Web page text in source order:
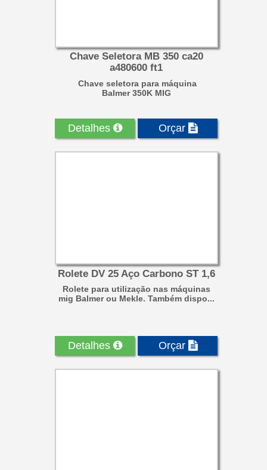
Chave Seletora MB 350 ca20
a480600 ft1
Chave seletora para máquina
Balmer 350K MIG
Detalhes Orçar
Rolete DV 25 Aço Carbono ST 1,6
Rolete para utilização nas máquinas
mig Balmer ou Mekle. Também dispo...
Detalhes Orçar